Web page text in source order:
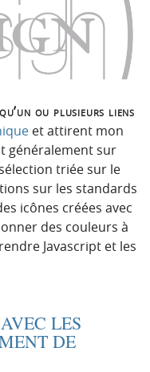
ou plusieurs liens
et attirent mon
généralement sur
triée sur le
sur les standards
icônes créées avec
des couleurs à
Javascript et les
LES
DE